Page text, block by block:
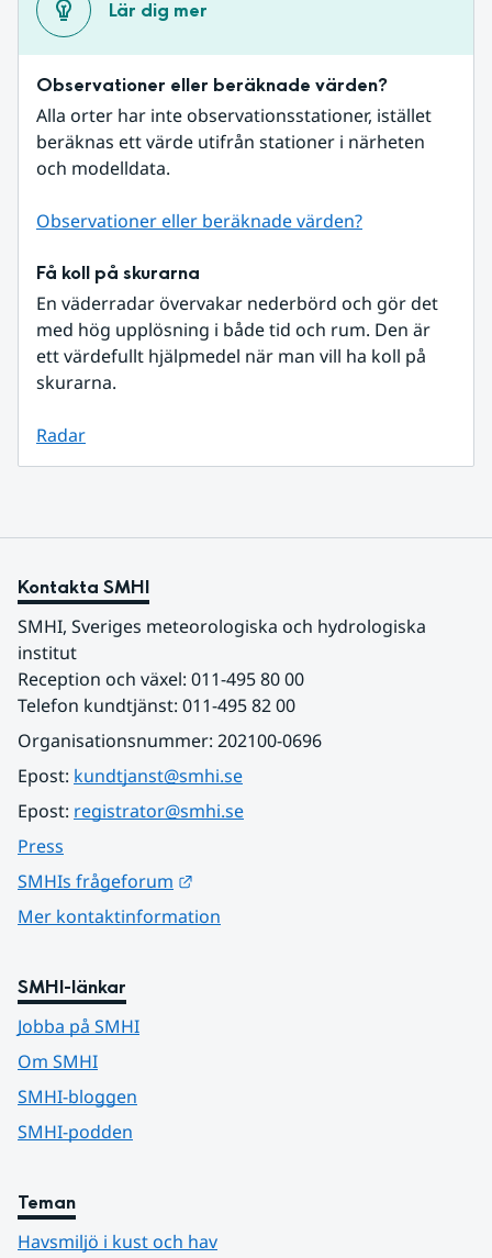
Lär dig mer
Observationer eller beräknade värden?
Alla orter har inte observationsstationer, istället
beräknas ett värde utifrån stationer i närheten
och modelldata.
Observationer eller beräknade värden?
Få koll på skurarna
En väderradar övervakar nederbörd och gör det
med hög upplösning i både tid och rum. Den är
ett värdefullt hjälpmedel när man vill ha koll på
skurarna.
Radar
Kontakta SMHI
SMHI, Sveriges meteorologiska och hydrologiska
institut
Reception och växel: 011-495 80 00
Telefon kundtjänst: 011-495 82 00
Organisationsnummer: 202100-0696
Epost: kundtjanst@smhi.se
Epost: registrator@smhi.se
Press
SMHIs frågeforum
Mer kontaktinformation
SMHI-länkar
Jobba på SMHI
Om SMHI
SMHI-bloggen
SMHI-podden
Teman
Havsmiljö i kust och hav